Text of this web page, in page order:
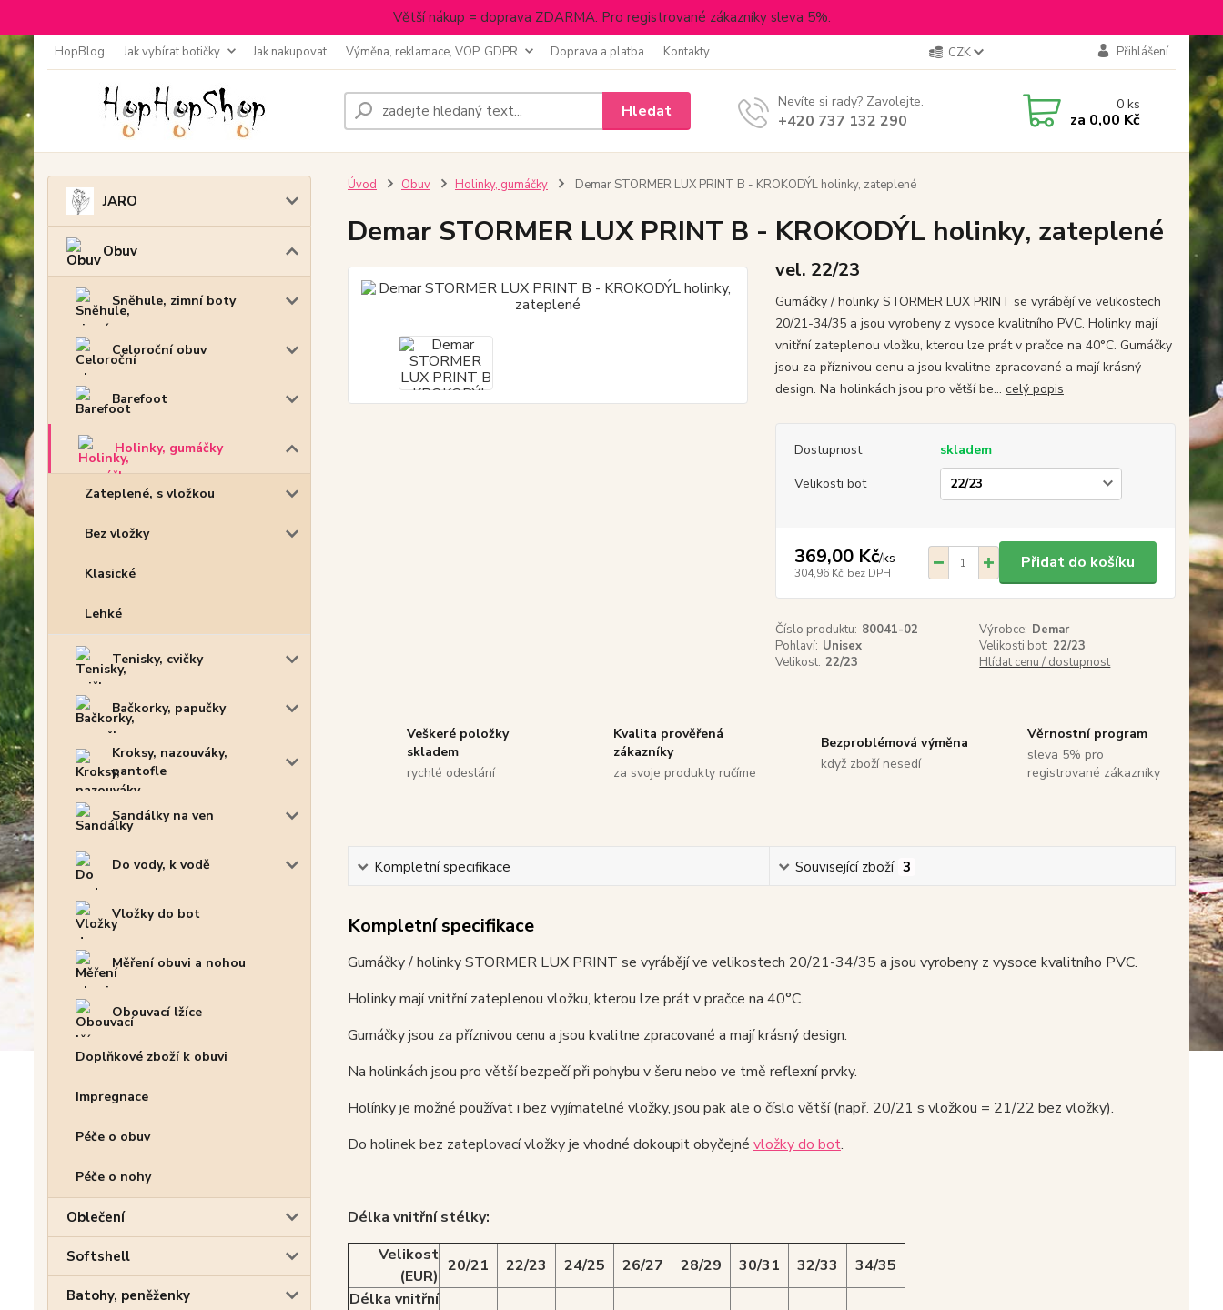
Větší nákup = doprava ZDARMA. Pro registrované zákazníky sleva 5%.
HopBlog Jak vybírat botičky Jak nakupovat Výměna, reklamace, VOP, GDPR Doprava a platba Kontakty CZK Přihlášení
Hledat Nevíte si rady? Zavolejte.
+420 737 132 290
0ks
za 0,00 Kč
JARO
Obuv
Sněhule, zimní boty
Celoroční obuv
Barefoot
Holinky, gumáčky
Zateplené, s vložkou
Bez vložky
Klasické
Lehké
Tenisky, cvičky
Bačkorky, papučky
Kroksy, nazouváky,
pantofle
Sandálky na ven
Do vody, k vodě
Vložky do bot
Měření obuvi a nohou
Obouvací lžíce
Doplňkové zboží k obuvi
Impregnace
Péče o obuv
Péče o nohy
Oblečení
Softshell
Batohy, peněženky
Úvod Obuv Holinky, gumáčky Demar STORMER LUX PRINT B - KROKODÝL holinky, zateplené
Demar STORMER LUX PRINT B - KROKODÝL holinky, zateplené
vel. 22/23
Gumáčky / holinky STORMER LUX PRINT se vyrábějí ve velikostech
20/21-34/35 a jsou vyrobeny z vysoce kvalitního PVC. Holinky mají
vnitřní zateplenou vložku, kterou lze prát v pračce na 40°C. Gumáčky
jsou za příznivou cenu a jsou kvalitne zpracované a mají krásný
design. Na holinkách jsou pro větší be... celý popis
Dostupnost
skladem
Velikosti bot
369,00 Kč/ks
304,96 Kč bez DPH
Přidat do košíku
Číslo produktu: 80041-02 Výrobce: Demar
Pohlaví: Unisex Velikosti bot: 22/23
Velikost: 22/23 Hlídat cenu / dostupnost
Veškeré položky
skladem
rychlé odeslání
Kvalita prověřená
zákazníky
za svoje produkty ručíme
Bezproblémová výměna
když zboží nesedí
Věrnostní program
sleva 5% pro
registrované zákazníky
Kompletní specifikace Související zboží 3
Kompletní specifikace
Gumáčky / holinky STORMER LUX PRINT se vyrábějí ve velikostech 20/21-34/35 a jsou vyrobeny z vysoce kvalitního PVC.
Holinky mají vnitřní zateplenou vložku, kterou lze prát v pračce na 40°C.
Gumáčky jsou za příznivou cenu a jsou kvalitne zpracované a mají krásný design.
Na holinkách jsou pro větší bezpečí při pohybu v šeru nebo ve tmě reflexní prvky.
Holínky je možné používat i bez vyjímatelné vložky, jsou pak ale o číslo větší (např. 20/21 s vložkou = 21/22 bez vložky).
Do holinek bez zateplovací vložky je vhodné dokoupit obyčejné vložky do bot.
Délka vnitřní stélky:
Velikost
(EUR)
20/21 22/23 24/25 26/27 28/29 30/31 32/33
34/35
Délka vnitřní